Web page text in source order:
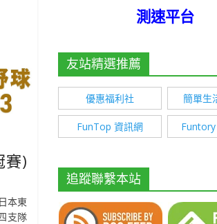
賽)
本東
支隊
測速平台
友站精選推薦
優惠福利社 簡單生
FunTop 資訊網
追蹤聯繫本站